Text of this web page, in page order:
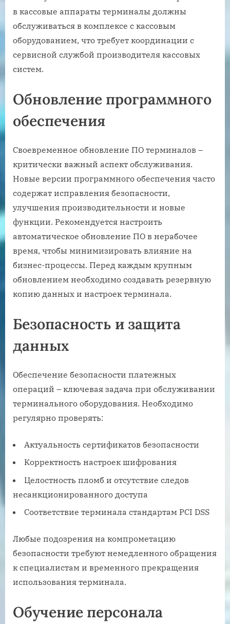
в кассовые аппараты терминалы должны
обслуживаться в комплексе с кассовым
оборудованием, что требует координации с
сервисной службой производителя кассовых
систем.
Обновление программного
обеспечения
Своевременное обновление ПО терминалов –
критически важный аспект обслуживания.
Новые версии программного обеспечения часто
содержат исправления безопасности,
улучшения производительности и новые
функции. Рекомендуется настроить
автоматическое обновление ПО в нерабочее
время, чтобы минимизировать влияние на
бизнес-процессы. Перед каждым крупным
обновлением необходимо создавать резервную
копию данных и настроек терминала.
Безопасность и защита
данных
Обеспечение безопасности платежных
операций – ключевая задача при обслуживании
терминального оборудования. Необходимо
регулярно проверять:
Актуальность сертификатов безопасности
Корректность настроек шифрования
Целостность пломб и отсутствие следов
несанкционированного доступа
Соответствие терминала стандартам PCI DSS
Любые подозрения на компрометацию
безопасности требуют немедленного обращения
к специалистам и временного прекращения
использования терминала.
Обучение персонала